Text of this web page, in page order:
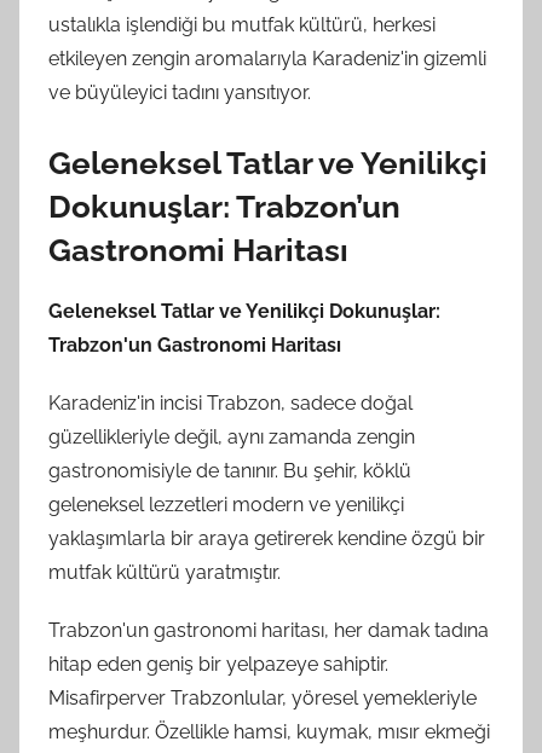
ustalıkla işlendiği bu mutfak kültürü, herkesi
etkileyen zengin aromalarıyla Karadeniz'in gizemli
ve büyüleyici tadını yansıtıyor.
Geleneksel Tatlar ve Yenilikçi
Dokunuşlar: Trabzon’un
Gastronomi Haritası
Geleneksel Tatlar ve Yenilikçi Dokunuşlar:
Trabzon'un Gastronomi Haritası
Karadeniz'in incisi Trabzon, sadece doğal
güzellikleriyle değil, aynı zamanda zengin
gastronomisiyle de tanınır. Bu şehir, köklü
geleneksel lezzetleri modern ve yenilikçi
yaklaşımlarla bir araya getirerek kendine özgü bir
mutfak kültürü yaratmıştır.
Trabzon'un gastronomi haritası, her damak tadına
hitap eden geniş bir yelpazeye sahiptir.
Misafirperver Trabzonlular, yöresel yemekleriyle
meşhurdur. Özellikle hamsi, kuymak, mısır ekmeği